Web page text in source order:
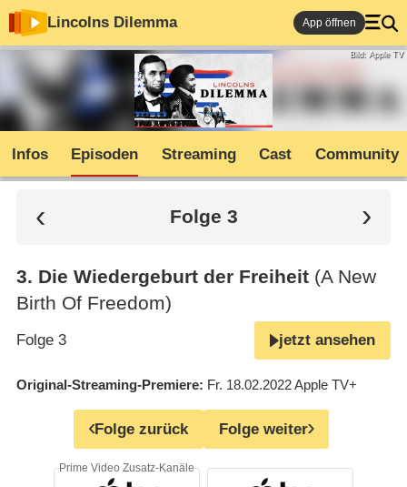
Lincolns Dilemma App öffnen
Bild: Apple TV
Infos Episoden Streaming Cast Community
Folge 3
3. Die Wiedergeburt der Freiheit (A New
Birth Of Freedom)
Folge 3 jetzt ansehen
Original-Streaming-Premiere Fr. 18.02.2022Apple TV+
Folge zurück Folge weiter
Prime Video Zusatz-Kanäle